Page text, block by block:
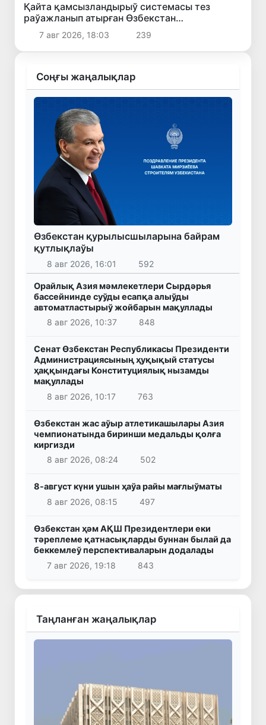
Қайта қамсызландырыў системасы тез
раўажланып атырған Өзбекстан
экономикасы ушын не береди?
7 авг 2026, 18:03 239
Соңғы жаңалықлар
Өзбекстан қурылысшыларына байрам
қутлықлаўы
8 авг 2026, 16:01 592
Орайлық Азия мәмлекетлери Сырдәрья
бассейнинде суўды есапқа алыўды
автоматластырыў жойбарын мақуллады
8 авг 2026, 10:37
848
Сенат Өзбекстан Республикасы Президенти
Администрациясының ҳуқықый статусы
ҳаққындағы Конституциялық нызамды
мақуллады
8 авг 2026, 10:17
763
Өзбекстан жас аўыр атлетикашылары Азия
чемпионатында биринши медальды қолға
киргизди
8 авг 2026, 08:24
502
8-август күни ушын ҳаўа райы мағлыўматы
8 авг 2026, 08:15
497
Өзбекстан ҳәм АҚШ Президентлери еки
тәреплеме қатнасықларды буннан былай да
беккемлеў перспективаларын додалады
7 авг 2026, 19:18
843
Таңланған жаңалықлар